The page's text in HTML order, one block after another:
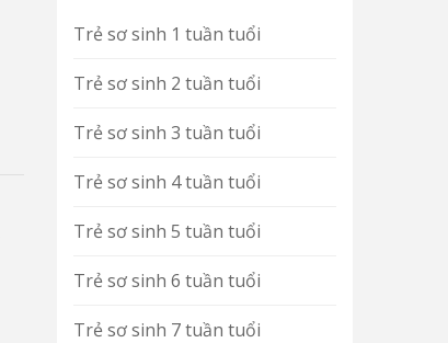
Trẻ sơ sinh 1 tuần tuổi
Trẻ sơ sinh 2 tuần tuổi
Trẻ sơ sinh 3 tuần tuổi
Trẻ sơ sinh 4 tuần tuổi
Trẻ sơ sinh 5 tuần tuổi
Trẻ sơ sinh 6 tuần tuổi
Trẻ sơ sinh 7 tuần tuổi